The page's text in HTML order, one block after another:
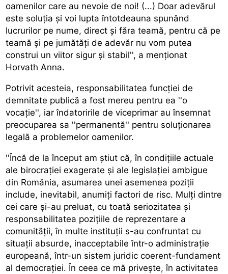
oamenilor care au nevoie de noi! (...) Doar adevărul
este soluția și voi lupta întotdeauna spunând
lucrurilor pe nume, direct și făra teamă, pentru că pe
teamă și pe jumătăți de adevăr nu vom putea
construi un viitor sigur și stabil'', a menționat
Horvath Anna.
Potrivit acesteia, responsabilitatea funcției de
demnitate publică a fost mereu pentru ea ''o
vocație'', iar îndatoririle de viceprimar au însemnat
preocuparea sa ''permanentă'' pentru soluționarea
legală a problemelor oamenilor.
''Încă de la început am știut că, în condițiile actuale
ale birocrației exagerate și ale legislației ambigue
din România, asumarea unei asemenea poziții
include, inevitabil, anumiți factori de risc. Mulți dintre
cei care și-au preluat, cu toată seriozitatea și
responsabilitatea pozițiile de reprezentare a
comunității, în multe instituții s-au confruntat cu
situații absurde, inacceptabile într-o administrație
europeană, într-un sistem juridic coerent-fundament
al democrației. În ceea ce mă privește, în activitatea